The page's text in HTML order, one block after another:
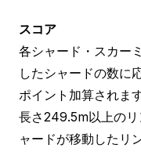
スコア
各シャード・スカー
したシャードの数に
ポイント加算されます
長さ249.5m以上の
ャードが移動したリ